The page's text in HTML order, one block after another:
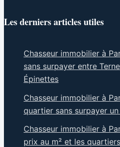
Les derniers articles utiles
Chasseur immobilier à
sans surpayer entre
Épinettes
Chasseur immobilier à
quartier sans surpayer
Chasseur immobilier à
prix au m² et les